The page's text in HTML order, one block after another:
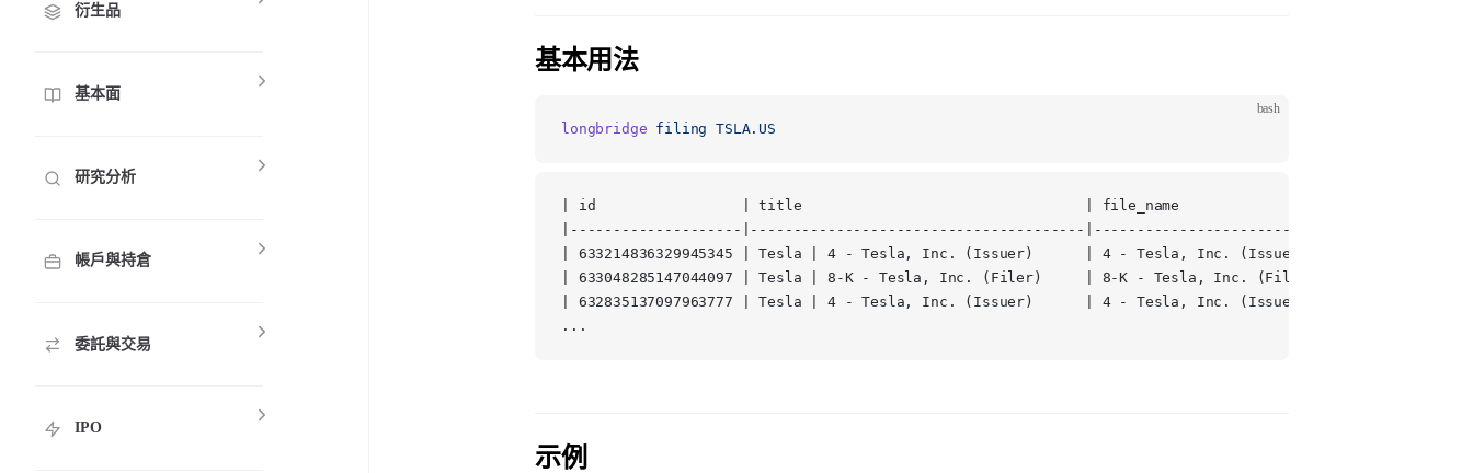
衍生品
基本面
研究分析
帳戶與持倉
委託與交易
IPO
基本用法
bash
longbridge filing TSLA.US
| id                 | title                                 | file_name                  | files |
|--------------------|---------------------------------------|----------------------------|-------
| 633214836329945345 | Tesla | 4 - Tesla, Inc. (Issuer)      | 4 - Tesla, Inc. (Issuer)   | 1     | 2026-
| 633048285147044097 | Tesla | 8-K - Tesla, Inc. (Filer)     | 8-K - Tesla, Inc. (Filer)  | 2     | 2026-
| 632835137097963777 | Tesla | 4 - Tesla, Inc. (Issuer)      | 4 - Tesla, Inc. (Issuer)   | 1     | 2026-
...
示例